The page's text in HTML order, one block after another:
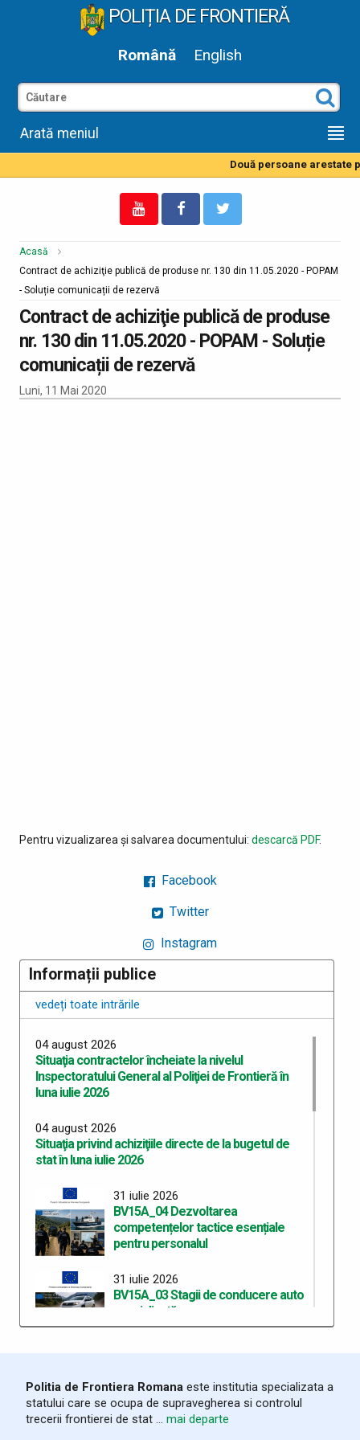
POLIȚIA DE FRONTIERĂ
Română English
Arată meniul
Două persoane arestate
Acasă
Contract de achiziţie publică de produse nr. 130 din 11.05.2020 - POPAM
- Soluție comunicații de rezervă
Contract de achiziţie publică de produse
nr. 130 din 11.05.2020 - POPAM - Soluție
comunicații de rezervă
Luni, 11 Mai 2020
Pentru vizualizarea și salvarea documentului: descarcă PDF.
Facebook
Twitter
Instagram
Informații publice
vedeți toate intrările
04 august 2026
Situaţia contractelor încheiate la nivelul
Inspectoratului General al Poliţiei de Frontieră în
luna iulie 2026
04 august 2026
Situaţia privind achiziţiile directe de la bugetul de
stat în luna iulie 2026
31 iulie 2026
BV15A_04 Dezvoltarea
competențelor tactice esențiale
pentru personalul
31 iulie 2026
BV15A_03 Stagii de conducere auto
specializată
candidaților recrutați în vederea participării la
concursul de admitere la programul de studii
universitare de master profesional
Politia de Frontiera Romana este institutia specializata a
statului care se ocupa de supravegherea si controlul
trecerii frontierei de stat ... mai departe